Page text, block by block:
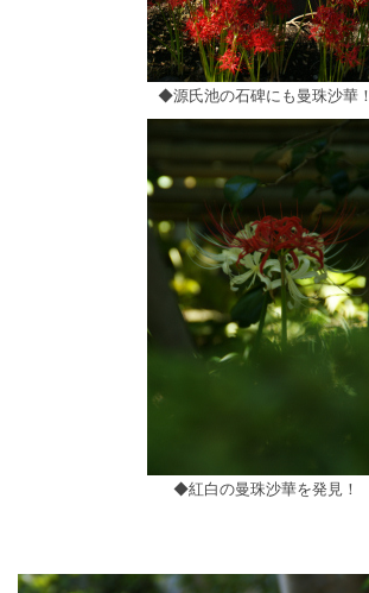
◆源氏池の石碑にも曼珠沙華！
◆紅白の曼珠沙華を発見！